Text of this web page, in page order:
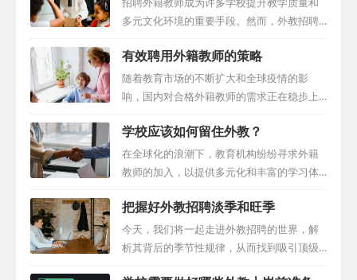
多元文化环境的重要手段。然而，外教招聘
并非易事，而是一项细致且多方面的任务。
为了确保学校和外籍教师都能获得无缝的体
验，整个招聘过程至少需要两个月的时间来
精心准备和战略执行。以下是一份详细的招
聘外籍教师的综合指南。 1.明确招聘需求：
奠定基础 首先，学校需要明确所需外籍教师
的科目和资质。这不仅包括对候选人的教育
背景、专业资格、教学经验的具体期望，还
一步骤对于后续的招聘策略制定和签证申请
工作至关重要。同时还可以去外籍人才招聘
平台官网挑选...
有效聘用外籍教师的策略
随着教育市场的不断扩大和全球疫情的影
响，国内对合格外籍教师的需求正在稳步上
升。这一趋势为教育机构带来了挑战，但同
时也带来了机遇。为了在这个充满变数的招
聘迷宫中找到合适的外籍教师，我们需要制
定有效的策略。 利用专业外教招聘平台 随着
科技的进步，越来越多的专业招聘平台如小
锐等崭露头角，它们为教育机构提供了广泛
的外籍教师资源。这些平台通常具有高度的
专业性和可信度，能够帮助教育机构快速定
学校应该如何留住外教？
在全球化的浪潮下，教育机构纷纷寻求外籍
教师的加入，以提供多元化和丰富的学习体
验。然而，仅仅招聘到外籍教师并不足以确
保他们的长期留任。为了确保外籍教师能在
学校获得满足感以解决如何留住外教的问
题，学校必须实施一系列的策略和措施。
一、创造融入性强的校园环境 提供全面的导
把握好外教招聘淡季和旺季
今天，我们将一起走进外教招聘的世界，解
析其背后的季节性规律，从而找到吸引顶级
人才的最佳策略。跟随我们的脚步，一同在